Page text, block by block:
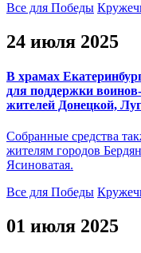
Все для Победы
24 июля 2025
В храмах
для поддержки
жителей Донецкой,
Собранные средства
жителям городов
Ясиноватая.
Все для Победы
01 июля 2025